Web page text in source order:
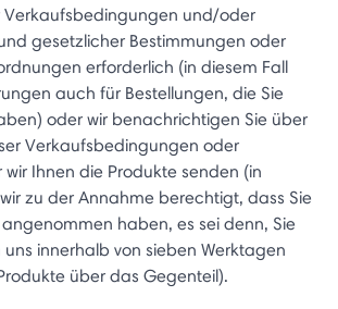
und/oder
gesetzlicher Bestimmungen oder
erforderlich (in diesem Fall
auch für Bestellungen, die Sie
oder wir benachrichtigen Sie über
Verkaufsbedingungen oder
wir Ihnen die Produkte senden (in
zu der Annahme berechtigt, dass Sie
haben, es sei denn, Sie
innerhalb von sieben Werktagen
über das Gegenteil).